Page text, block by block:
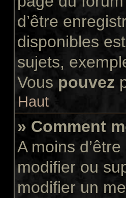
d’être
disponibles
sujets,
Vous pouvez
Haut
» Comment
A moins
modifier ou
modifier un